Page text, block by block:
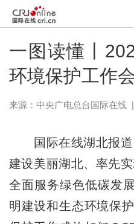
一图读懂丨
环境保护工作
来源： 中央广电总台国际在线|
国际在线湖北报道
建设美丽湖北、率先
全面服务绿色低碳发
明建设和生态环境保